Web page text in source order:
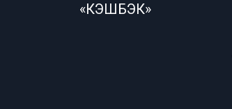
«КЭШБЭК»